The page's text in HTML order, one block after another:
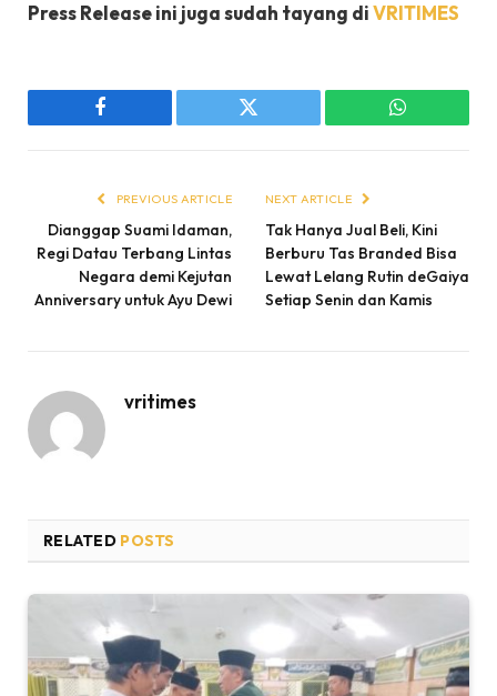
Press Release ini juga sudah tayang diVRITIMES
Facebook Twitter WhatsApp
PREVIOUS ARTICLE
Dianggap Suami Idaman,
Regi Datau Terbang Lintas
Negara demi Kejutan
Anniversary untuk Ayu Dewi
NEXT ARTICLE
Tak Hanya Jual Beli, Kini
Berburu Tas Branded Bisa
Lewat Lelang Rutin deGaiya
Setiap Senin dan Kamis
vritimes
RELATED POSTS